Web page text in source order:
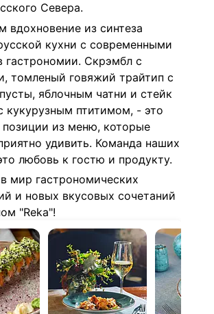
Севера.
вдохновение из синтеза
кухни с современными
гастрономии. Скрэмбл с
томленый говяжий трайтип с
яблочным чатни и стейк
кукурузным птитимом, - это
из меню, которые
удивить. Команда наших
любовь к гостю и продукту.
мир гастрономических
и новых вкусовых сочетаний
"Reka"!